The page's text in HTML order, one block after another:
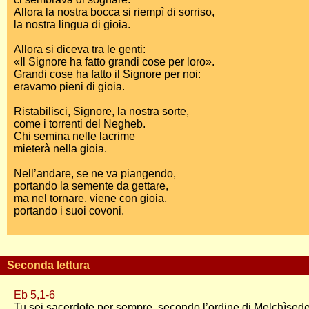
Allora la nostra bocca si riempì di sorriso,
la nostra lingua di gioia.
Allora si diceva tra le genti:
«Il Signore ha fatto grandi cose per loro».
Grandi cose ha fatto il Signore per noi:
eravamo pieni di gioia.
Ristabilisci, Signore, la nostra sorte,
come i torrenti del Negheb.
Chi semina nelle lacrime
mieterà nella gioia.
Nell’andare, se ne va piangendo,
portando la semente da gettare,
ma nel tornare, viene con gioia,
portando i suoi covoni.
Seconda lettura
Eb 5,1-6